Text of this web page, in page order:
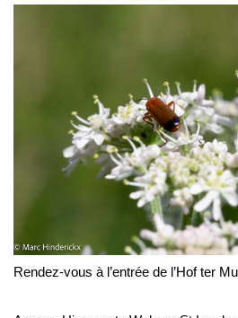
Rendez-vous à l’entrée de l’Hof ter